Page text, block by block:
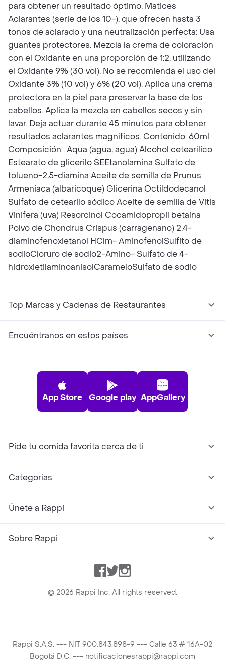
para obtener un resultado óptimo. Matices
Aclarantes (serie de los 10-), que ofrecen hasta 3
tonos de aclarado y una neutralización perfecta: Usa
guantes protectores. Mezcla la crema de coloración
con el Oxidante en una proporción de 1:2, utilizando
el Oxidante 9% (30 vol). No se recomienda el uso del
Oxidante 3% (10 vol) y 6% (20 vol). Aplica una crema
protectora en la piel para preservar la base de los
cabellos. Aplica la mezcla en cabellos secos y sin
lavar. Deja actuar durante 45 minutos para obtener
resultados aclarantes magníficos. Contenido: 60ml
Composición : Aqua (agua, agua) Alcohol cetearílico
Estearato de glicerilo SEEtanolamina Sulfato de
tolueno-2,5-diamina Aceite de semilla de Prunus
Armeniaca (albaricoque) Glicerina Octildodecanol
Sulfato de cetearilo sódico Aceite de semilla de Vitis
Vinifera (uva) Resorcinol Cocamidopropil betaína
Polvo de Chondrus Crispus (carragenano) 2,4-
diaminofenoxietanol HClm- AminofenolSulfito de
sodioCloruro de sodio2-Amino- Sulfato de 4-
hidroxietilaminoanisolCarameloSulfato de sodio
Top Marcas y Cadenas de Restaurantes
Encuéntranos en estos países
App Store Google play AppGallery
Pide tu comida favorita cerca de ti
Categorías
Únete a Rappi
Sobre Rappi
Facebook
TwitterInstagram
© 2026 Rappi Inc. All rights reserved.
Rappi S.A.S. --- NIT 900.843.898-9 --- Calle 63 # 16A-02
Bogotá D.C. --- notificacionesrappi@rappi.com